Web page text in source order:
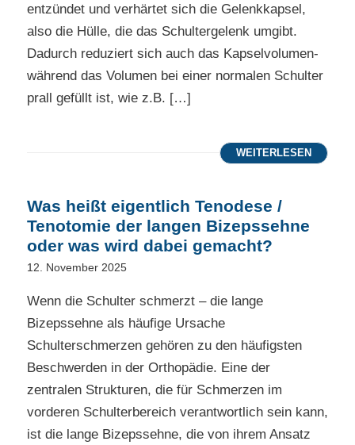
entzündet und verhärtet sich die Gelenkkapsel,
also die Hülle, die das Schultergelenk umgibt.
Dadurch reduziert sich auch das Kapselvolumen-
während das Volumen bei einer normalen Schulter
prall gefüllt ist, wie z.B. […]
WEITERLESEN
Was heißt eigentlich Tenodese /
Tenotomie der langen Bizepssehne
oder was wird dabei gemacht?
12. November 2025
Wenn die Schulter schmerzt – die lange
Bizepssehne als häufige Ursache
Schulterschmerzen gehören zu den häufigsten
Beschwerden in der Orthopädie. Eine der
zentralen Strukturen, die für Schmerzen im
vorderen Schulterbereich verantwortlich sein kann,
ist die lange Bizepssehne, die von ihrem Ansatz